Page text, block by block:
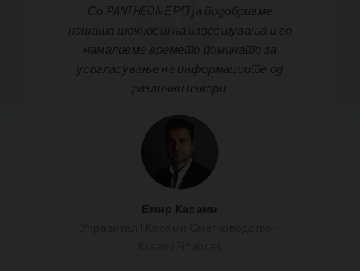
Со PANTHEON ЕРП ја подобривме
нашата точност на известувања и го
намаливме времето поминато за
усогласување на информациите од
различни извори.
Емир Касами